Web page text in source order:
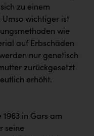
zu einem
Umso wichtiger ist
wie
auf Erbschäden
nur genetisch
zurückgesetzt
erhöht.
in Gars am
seine